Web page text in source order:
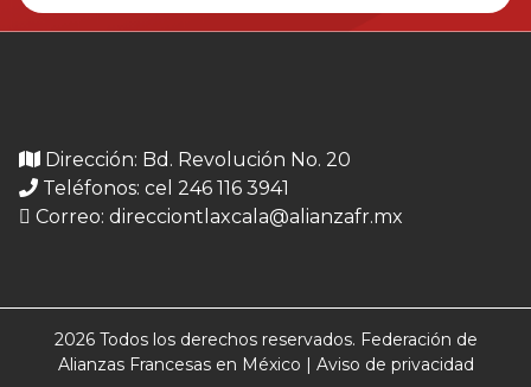
Dirección: Bd. Revolución No. 20
Teléfonos: cel 246 116 3941
Correo: direcciontlaxcala@alianzafr.mx
2026 Todos los derechos reservados. Federación de
Alianzas Francesas en México | Aviso de privacidad